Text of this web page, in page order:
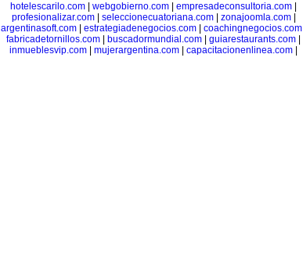
hotelescarilo.com
webgobierno.com empresadeconsultoria.com
profesionalizar.com| seleccionecuatoriana.com| zonajoomla.com|
argentinasoft.com| estrategiadenegocios.com| coachingnegocios.com|
fabricadetornillos.com
buscadormundial.com guiarestaurants.com
inmueblesvip.com
mujerargentina.com capacitacionenlinea.com